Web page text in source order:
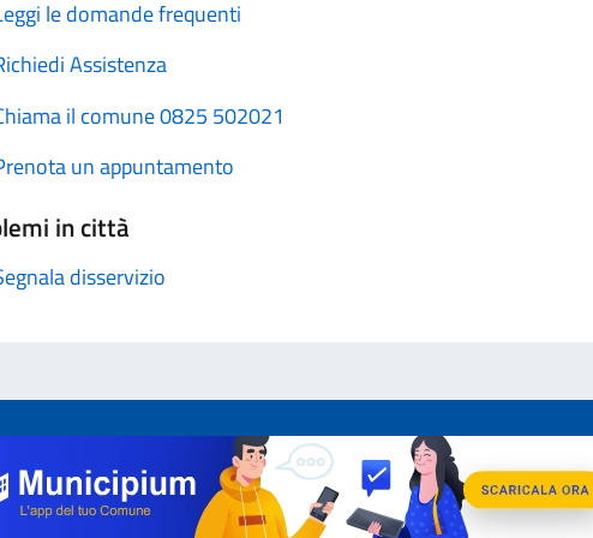
le domande frequenti
Assistenza
il comune 0825 502021
un appuntamento
in città
disservizio